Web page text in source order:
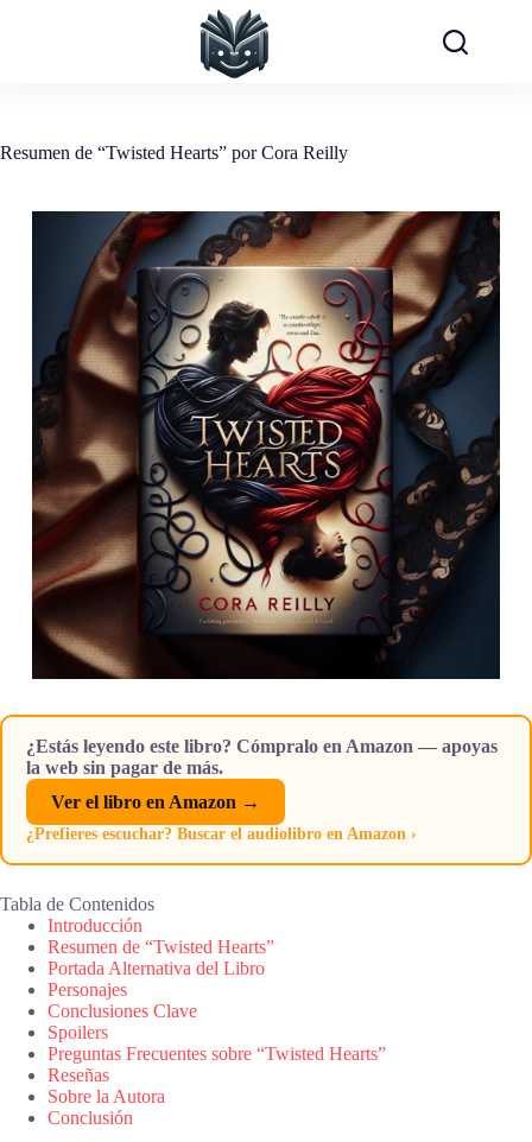
Resumen de “Twisted Hearts” por Cora Reilly
¿Estás leyendo este libro? Cómpralo en Amazon — apoyas
la web sin pagar de más.
Ver el libro en Amazon →
¿Prefieres escuchar? Buscar el audiolibro en Amazon ›
Tabla de Contenidos
Introducción
Resumen de “Twisted Hearts”
Portada Alternativa del Libro
Personajes
Conclusiones Clave
Spoilers
Preguntas Frecuentes sobre “Twisted Hearts”
Reseñas
Sobre la Autora
Conclusión